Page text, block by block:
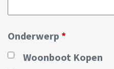
Onderwerp *
Woonboot Kopen